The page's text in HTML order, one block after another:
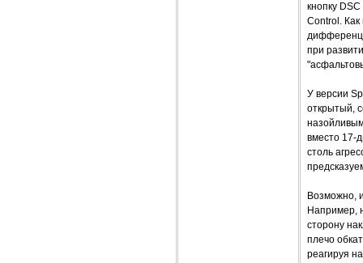
кнопку
Control. Как
при
У версии
открытый,
вместо 17-
столь
Возможно,
Например,
сторону
плечо
реагируя